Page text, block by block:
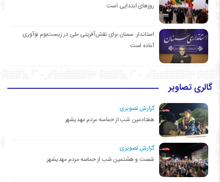
روزهای ابتدایی است
استاندار: سمنان برای نقش‌آفرینی ملی در زیست‌بوم نوآوری
آماده است
گالری تصاویر
گزارش تصویری:
هفتادمین شب از حماسه مردم مهدیشهر
گزارش تصویری:
شصت و هشتمین شب از حماسه مردم مهدیشهر